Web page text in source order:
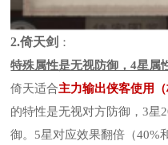
2.倚天剑 ：
特殊属性是无视防御，4星属
倚天适合主力输出侠客使用
的特性是无视对方防御，3星
御。5星对应效果翻倍（40%